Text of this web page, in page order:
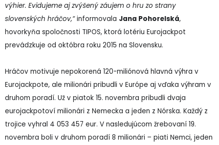
výhier. Evidujeme aj zvýšený záujem o hru zo strany
slovenských hráčov,“informovala Jana Pohorelská,
hovorkyňa spoločnosti TIPOS, ktorá lotériu Eurojackpot
prevádzkuje od októbra roku 2015 na Slovensku.
Hráčov motivuje nepokorená 120-miliónová hlavná výhra v
Eurojackpote, ale milionári pribudli v Európe aj vďaka výhram v
druhom poradí. Už v piatok 15. novembra pribudli dvaja
eurojackpotoví milionári z Nemecka a jeden z Nórska. Každý z
trojice vyhral 4 053 457 eur. V nasledujúcom žrebovaní 19.
novembra boli v druhom poradí 8 milionári – piati Nemci, jeden